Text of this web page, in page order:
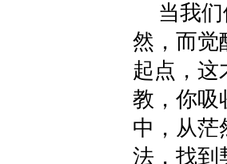
当我
然，而觉
起点，这
教，你吸
中，从茫
法，找到